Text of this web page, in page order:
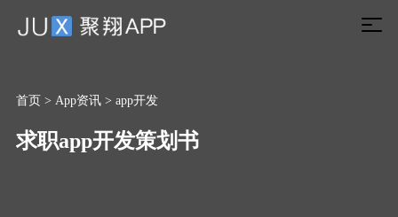
首页 > App资讯> app开发
求职app开发策划书